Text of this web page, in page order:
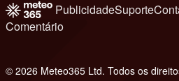
PublicidadeSuporte
Comentário
© 2026 Meteo365 Ltd. Todos os